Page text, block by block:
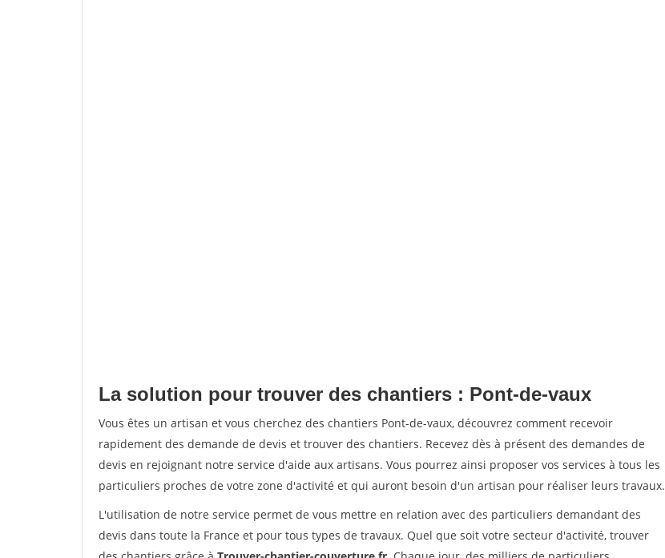
La solution pour trouver des chantiers : Pont-de-vaux
Vous êtes un artisan et vous cherchez des chantiers Pont-de-vaux, découvrez comment recevoir
rapidement des demande de devis et trouver des chantiers. Recevez dès à présent des demandes de
devis en rejoignant notre service d'aide aux artisans. Vous pourrez ainsi proposer vos services à tous les
particuliers proches de votre zone d'activité et qui auront besoin d'un artisan pour réaliser leurs travaux.
L'utilisation de notre service permet de vous mettre en relation avec des particuliers demandant des
devis dans toute la France et pour tous types de travaux. Quel que soit votre secteur d'activité, trouver